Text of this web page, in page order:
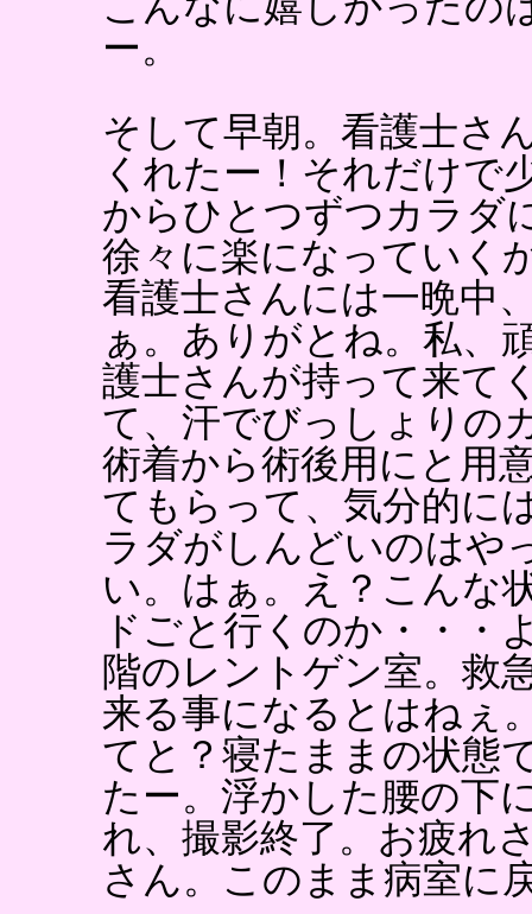
ー。
そして早朝。看護士さ
くれたー！それだけで
からひとつずつカラダ
徐々に楽になっていく
看護士さんには一晩中
ぁ。ありがとね。私、
護士さんが持って来て
て、汗でびっしょりの
術着から術後用にと用
てもらって、気分的に
ラダがしんどいのはや
い。はぁ。え？こんな
ドごと行くのか・・・
階のレントゲン室。救
来る事になるとはねぇ
てと？寝たままの状態
たー。浮かした腰の下
れ、撮影終了。お疲れ
さん。このまま病室に